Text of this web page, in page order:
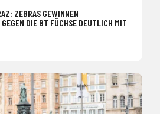
ZEBRAS GEWINNEN
DIE BT FÜCHSE DEUTLICH MIT